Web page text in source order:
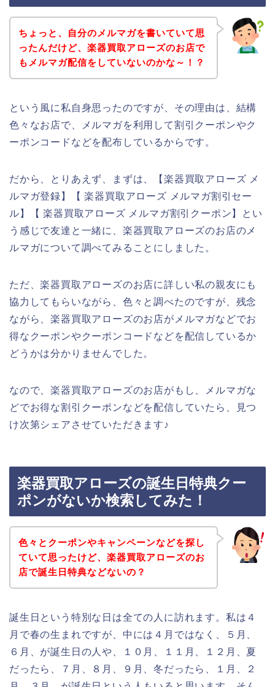
ちょっと、自分のメルマガを書いていて思
ったんだけど、楽器買取アローズのお店で
もメルマガ配信をしていないのかな～！？
という風に私自身思ったのですが、その理由は、結構
色々なお店で、メルマガを利用して割引クーポンやク
ーポンコードなどを配布しているからです。
だから、とりあえず、まずは、【楽器買取アローズ メ
ルマガ登録】【 楽器買取アローズ メルマガ割引セー
ル】【 楽器買取アローズ メルマガ割引クーポン】とい
う感じで友達と一緒に、楽器買取アローズのお店のメ
ルマガについて調べてみることにしました。
ただ、楽器買取アローズのお店に詳しい私の親友にも
協力してもらいながら、色々と調べたのですが、残念
ながら、楽器買取アローズのお店がメルマガなどでお
得なクーポンやクーポンコードなどを配信しているか
どうかは分かりませんでした。
なので、楽器買取アローズのお店がもし、メルマガな
どでお得な割引クーポンなどを配信していたら、見つ
け次第シェアさせていただきます♪
楽器買取アローズの誕生日特典クー
ポンがないか検索してみた！
色々とクーポンやキャンペーンなどを探し
ていて思ったけど、楽器買取アローズのお
店で誕生日特典などないの？
誕生日という特別な日は全ての人に訪れます。私は４
月で春の生まれですが、中には４月ではなく、５月、
６月、が誕生日の人や、１０月、１１月、１２月、夏
だったら、７月、８月、９月、冬だったら、１月、２